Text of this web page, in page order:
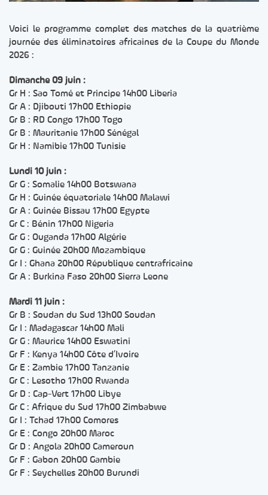
Voici le programme complet des matches de la quatrième
journée des éliminatoires africaines de la Coupe du Monde
2026 :
Dimanche 09 juin :
Gr H : Sao Tomé et Principe 14h00 Liberia
Gr A : Djibouti 17h00 Ethiopie
Gr B : RD Congo 17h00 Togo
Gr B : Mauritanie 17h00 Sénégal
Gr H : Namibie 17h00 Tunisie
Lundi 10 juin :
Gr G : Somalie 14h00 Botswana
Gr H : Guinée équatoriale 14h00 Malawi
Gr A : Guinée Bissau 17h00 Egypte
Gr C : Bénin 17h00 Nigeria
Gr G : Ouganda 17h00 Algérie
Gr G : Guinée 20h00 Mozambique
Gr I : Ghana 20h00 République centrafricaine
Gr A : Burkina Faso 20h00 Sierra Leone
Mardi 11 juin :
Gr B : Soudan du Sud 13h00 Soudan
Gr I : Madagascar 14h00 Mali
Gr G : Maurice 14h00 Eswatini
Gr F : Kenya 14h00 Côte d’Ivoire
Gr E : Zambie 17h00 Tanzanie
Gr C : Lesotho 17h00 Rwanda
Gr D : Cap-Vert 17h00 Libye
Gr C : Afrique du Sud 17h00 Zimbabwe
Gr I : Tchad 17h00 Comores
Gr E : Congo 20h00 Maroc
Gr D : Angola 20h00 Cameroun
Gr F : Gabon 20h00 Gambie
Gr F : Seychelles 20h00 Burundi